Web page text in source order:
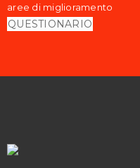
aree di miglioramento
QUESTIONARIO